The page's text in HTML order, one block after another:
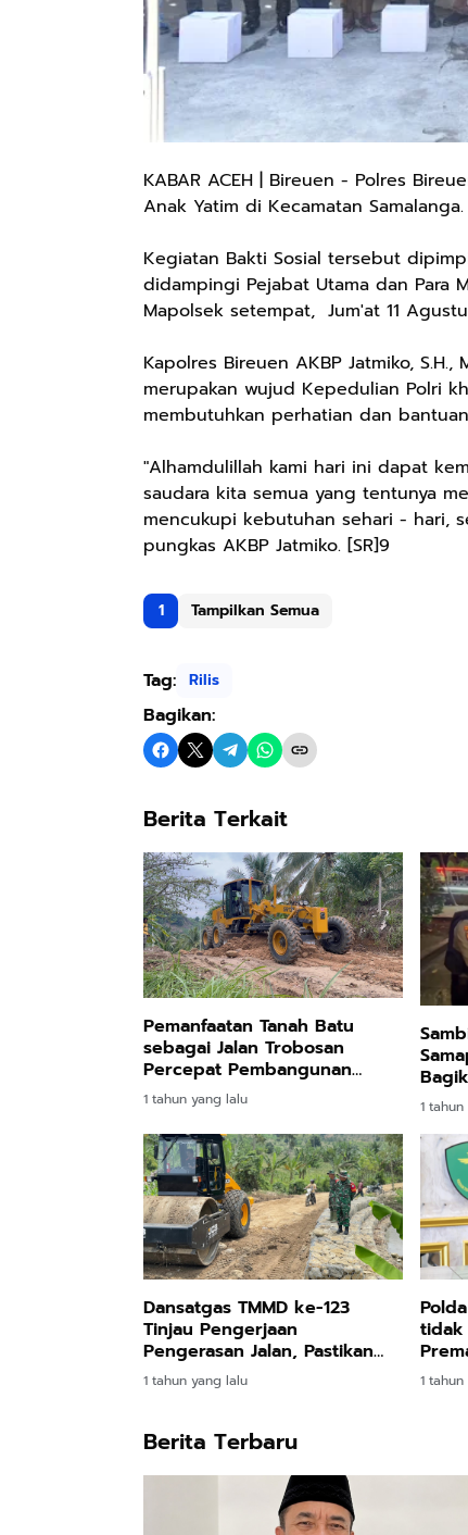
KABAR ACEH | Bireuen - Polres
Anak Yatim di Kecamatan Samalanga.
Kegiatan Bakti Sosial tersebut
didampingi Pejabat Utama dan Para
Mapolsek setempat, Jum'at 11
Kapolres Bireuen AKBP Jatmiko,
merupakan wujud Kepedulian Polri
membutuhkan perhatian dan
"Alhamdulillah kami hari ini dapat
saudara kita semua yang tentunya
mencukupi kebutuhan sehari - hari,
pungkas AKBP Jatmiko. [SR]9
1 Tampilkan Semua
Tag: Rilis
Bagikan:
Berita Terkait
Pemanfaatan Tanah Batu
sebagai Jalan Trobosan
Percepat Pembangunan
TMMD ke-123
1 tahun yang lalu 1
Dansatgas TMMD ke-123
Tinjau Pengerjaan
Pengerasan Jalan, Pastikan
Progres Berjalan Lancar
1 tahun yang lalu
tidak
1
Berita Terbaru